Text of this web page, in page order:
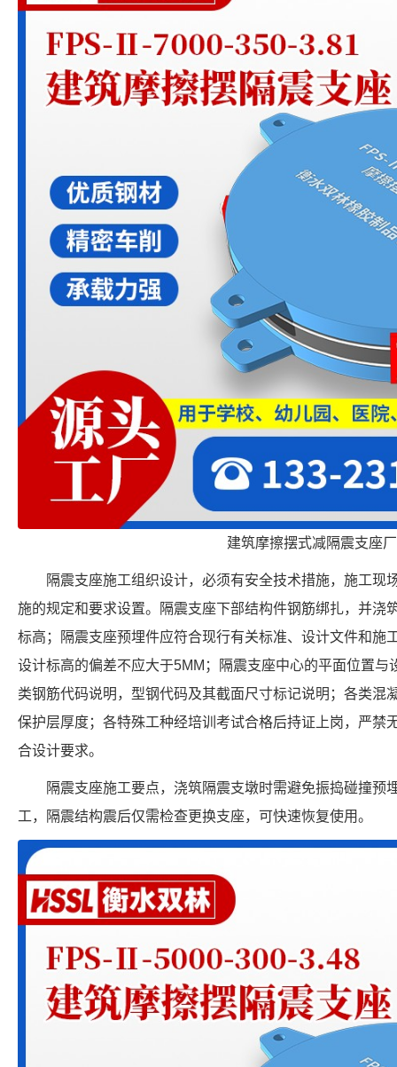
建筑摩擦摆式减隔震支座
隔震支座施工组织设计，必须有安全技术措施，施工现
施的规定和要求设置。隔震支座下部结构件钢筋绑扎，并浇
标高；隔震支座预埋件应符合现行有关标准、设计文件和施
设计标高的偏差不应大于5MM；隔震支座中心的平面位置与
类钢筋代码说明，型钢代码及其截面尺寸标记说明；各类混
保护层厚度；各特殊工种经培训考试合格后持证上岗，严禁
合设计要求。
隔震支座施工要点，浇筑隔震支墩时需避免振捣碰撞预
工，隔震结构震后仅需检查更换支座，可快速恢复使用。